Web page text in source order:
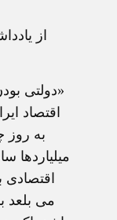
از
«دولتى
اقتصاد
به روز
ميلياردها
مى بلعد